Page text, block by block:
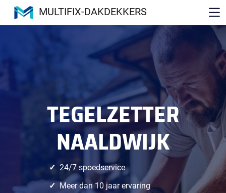
MULTIFIX-DAKDEKKERS
TEGELZETTER
NAALDWIJK
24/7 spoedservice
Meer dan 10 jaar ervaring